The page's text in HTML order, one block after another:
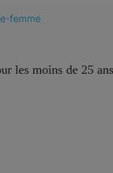
femme
les moins de 25